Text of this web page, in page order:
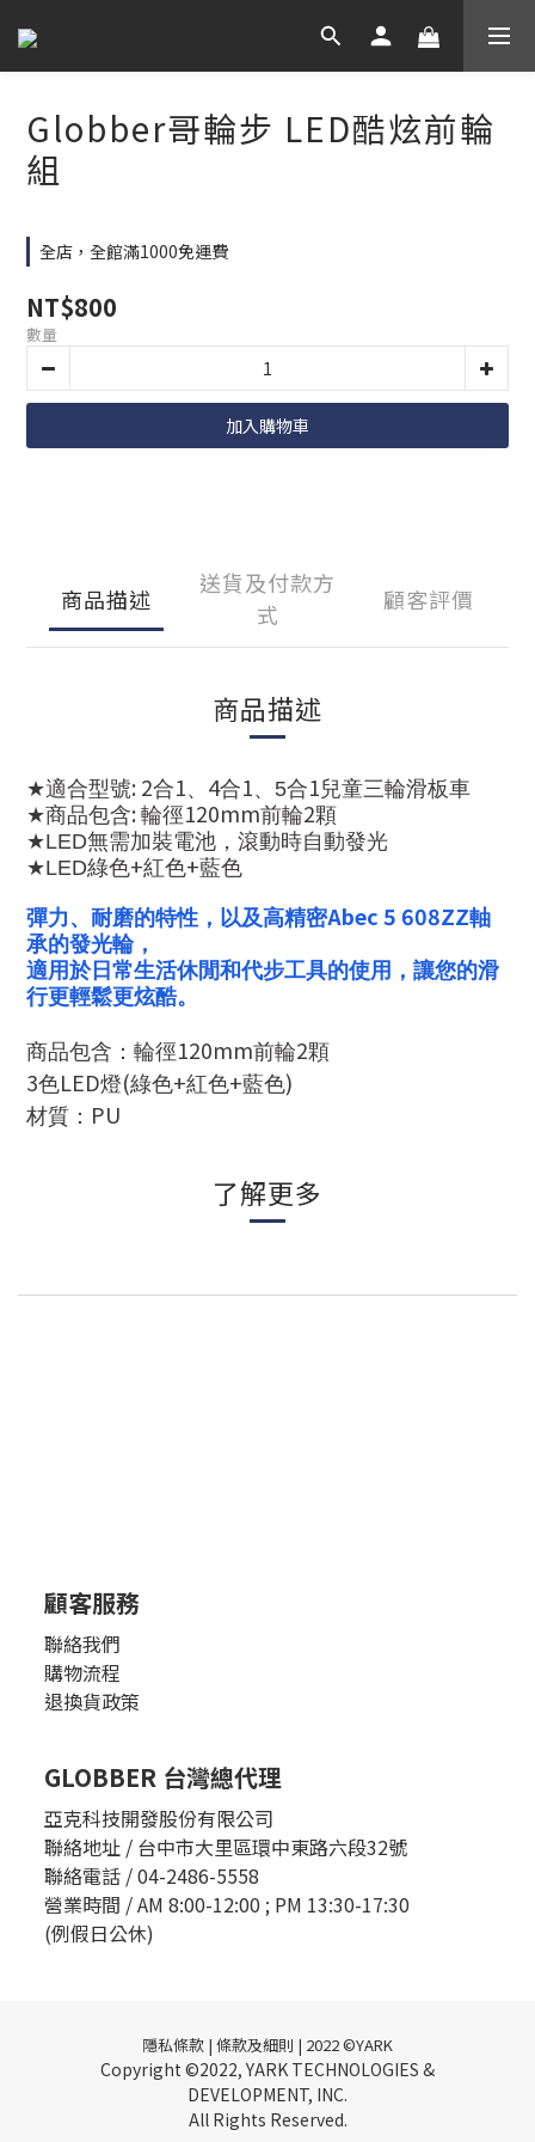
Globber哥輪步 LED酷炫前輪
組
全店，全館滿1000免運費
NT$800
數量
加入購物車
商品描述
送貨及付款方
式
顧客評價
商品描述
★適合型號: 2合1、 4合1、 5合1兒童三輪滑板車
★商品包含: 輪徑120mm前輪2顆
★LED無需加裝電池，滾動時自動發光
★LED綠色+紅色+藍色
彈力、耐磨的特性，以及高精密Abec 5 608ZZ軸
承的發光輪，
適用於日常生活休閒和代步工具的使用，讓您的滑
行更輕鬆更炫酷。
商品包含：輪徑120mm前輪2顆
3色LED燈(綠色+紅色+藍色)
材質： PU
了解更多
顧客服務
聯絡我們
購物流程
退換貨政策
GLOBBER 台灣總代理
亞克科技開發股份有限公司
聯絡地址 / 台中市大里區環中東路六段32號
聯絡電話 / 04-2486-5558
營業時間 / AM 8:00-12:00 ; PM 13:30-17:30
(例假日公休)
隱私條款 | 條款及細則 | 2022 ©YARK
Copyright ©2022, YARK TECHNOLOGIES &
DEVELOPMENT, INC.
All Rights Reserved.